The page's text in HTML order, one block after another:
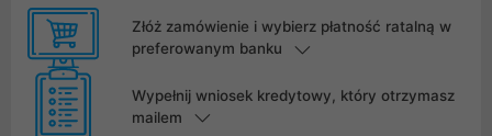
Złóż zamówienie i wybierz płatność ratalną w
preferowanym banku
Wypełnij wniosek kredytowy, który otrzymasz
mailem